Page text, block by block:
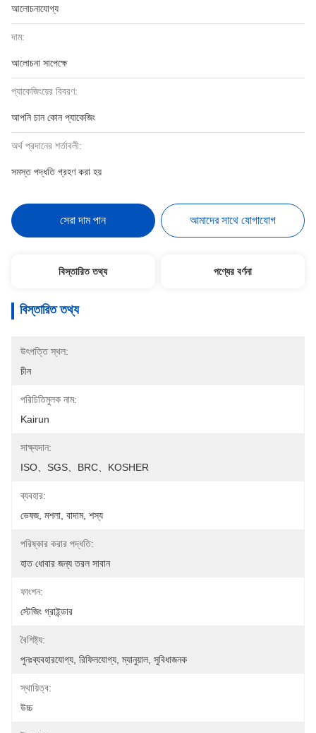
আলোচনাযোগ্য
দাম:
আলোচনা সাপেক্ষে
প্যাকেজিংয়ের বিবরণ:
আপনি চান কোন প্যাকেজিং
অর্থ প্রদানের শর্তাবলী:
সমস্ত পদ্ধতি গ্রহণ করা হয়
সেরা দাম পান আমাদের সাথে যোগাযোগ
বিস্তারিত তথ্য পণ্যের বর্ণনা
বিস্তারিত তথ্য
উৎপত্তি স্থল:
চীন
পরিচিতিমুলক নাম:
Kairun
সাক্ষ্যদান:
ISO、SGS、BRC、KOSHER
ব্যবহার:
ভেষজ, মশলা, বাদাম, শস্য
পরিষ্কার করার পদ্ধতি:
হাত ধোবার জন্য তরল সাবান
ফাংশন:
স্টেজিং গ্রাইন্ডার
বৈশিষ্ট্য:
পুনঃব্যবহারযোগ্য, রিফিলযোগ্য, ম্যানুয়াল, সুবিধাজনক
স্থায়িত্ব:
উচ্চ